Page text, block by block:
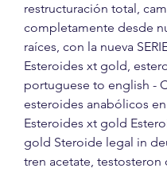
restructuración total,
completamente desde
raíces, con la nueva
Esteroides xt gold,
portuguese to english -
esteroides anabólicos
Esteroides xt gold
gold Steroide legal in
tren acetate, testosteron